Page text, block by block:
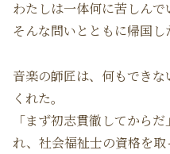
わたしは一体何に苦しんで
そんな問いとともに帰国し
音楽の師匠は、何もでき
くれた。
「まず初志貫徹してから
れ、社会福祉士の資格を